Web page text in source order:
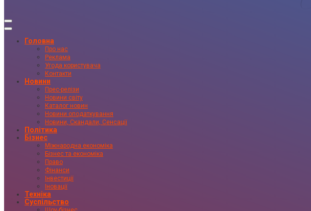
Головна
Про нас
Реклама
Угода користувача
Контакти
Новини
Прес-релізи
Новини світу
Каталог новин
Новини оподаткування
Новини, Скандали, Сенсації
Політика
Бізнес
Міжнародна економіка
Бізнес та економіка
Право
Фінанси
Інвестиції
Іновації
Техніка
Суспільство